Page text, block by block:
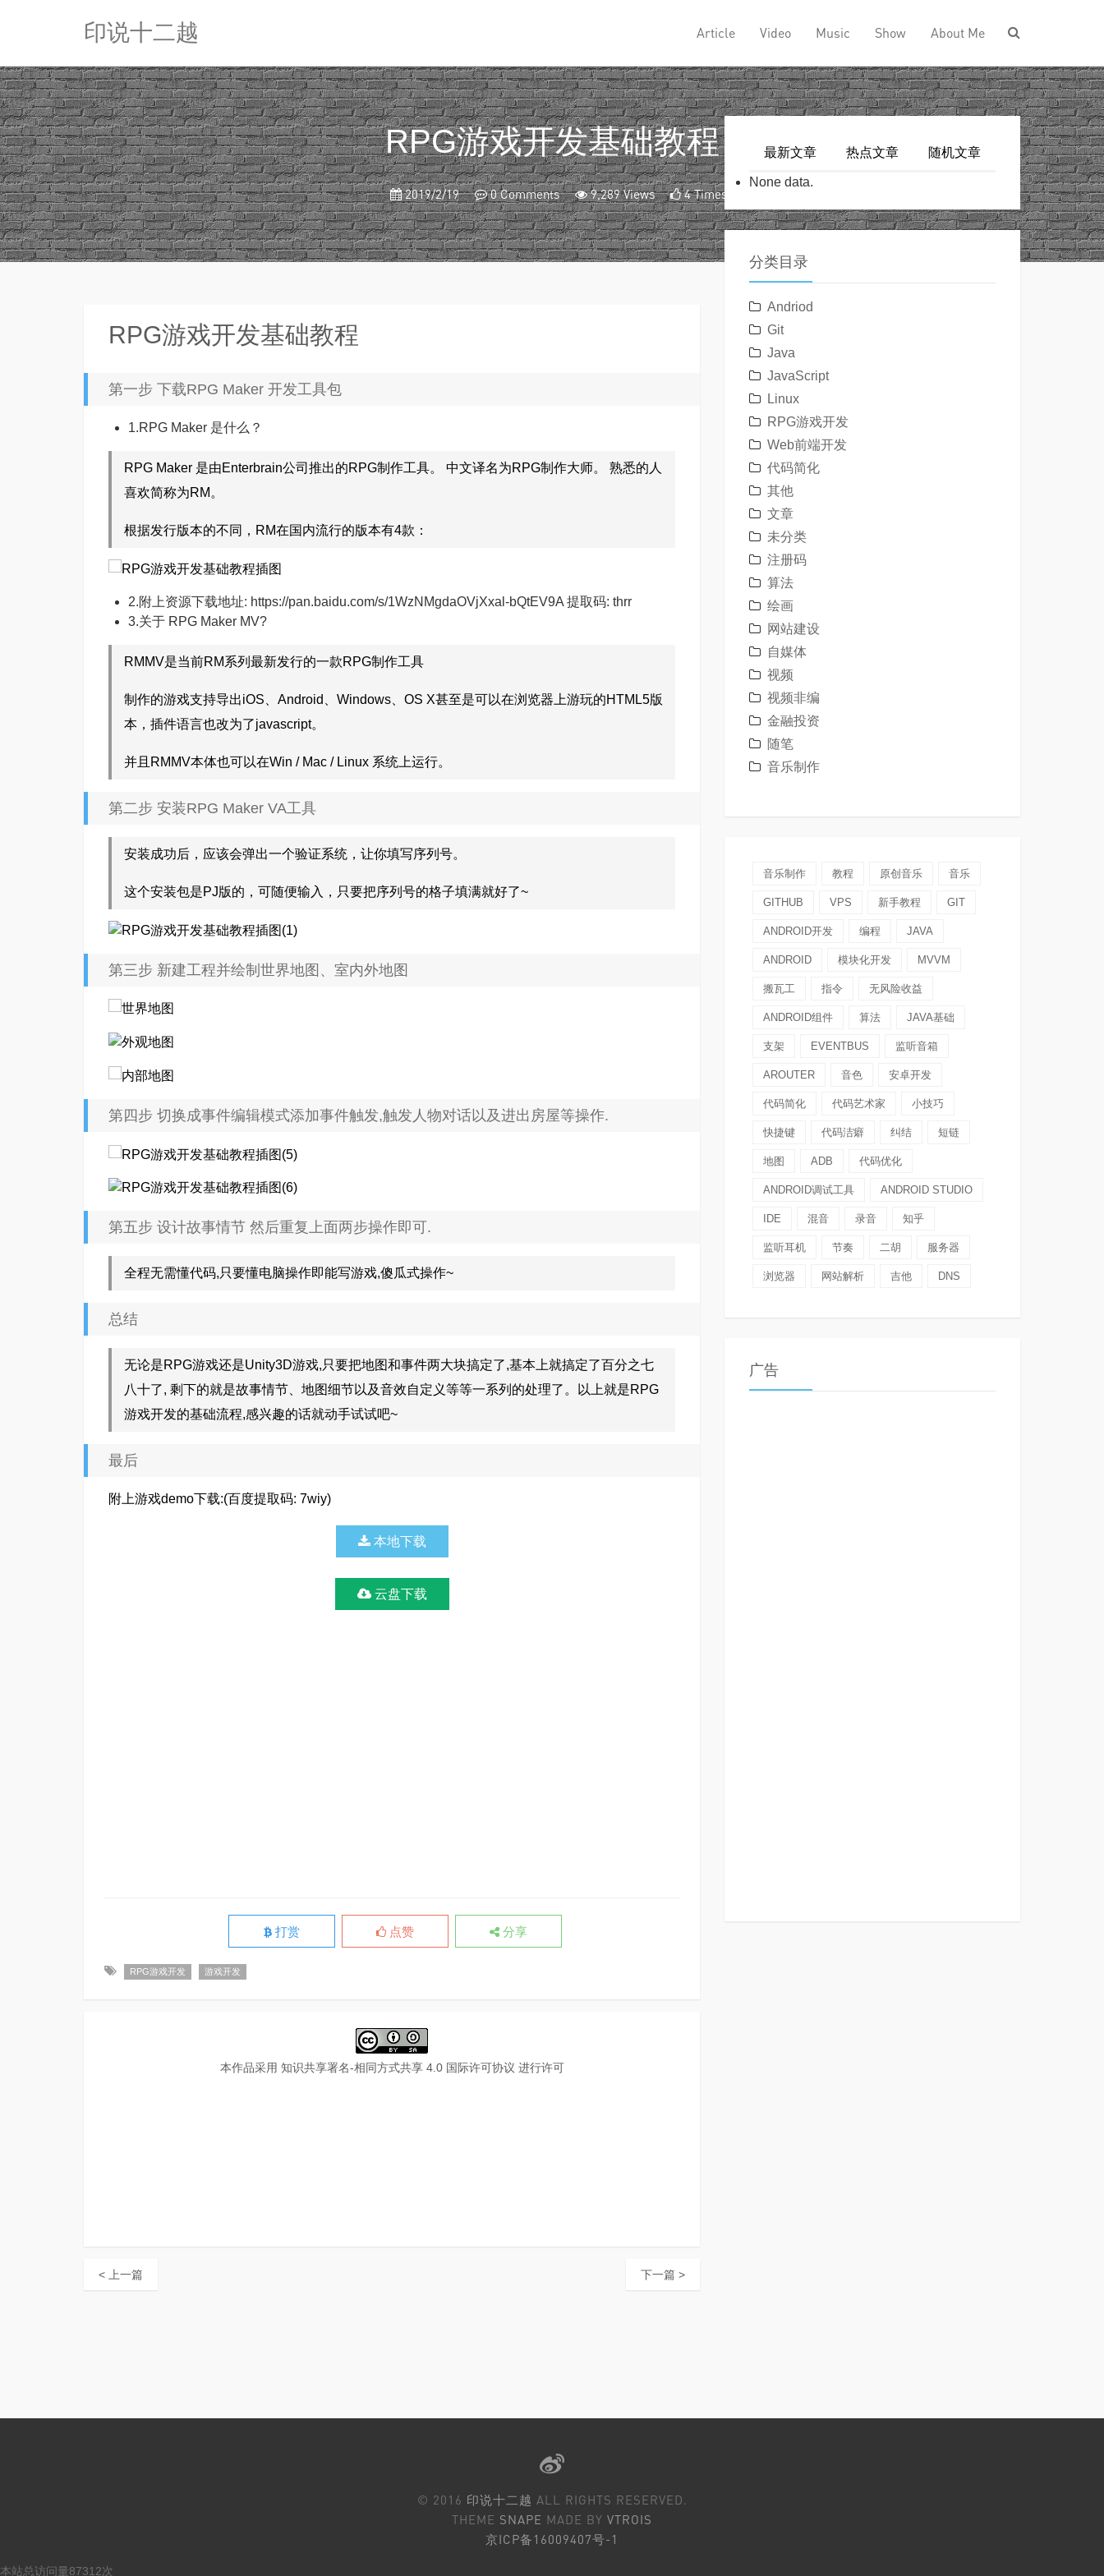
印说十二越 Article Video Music Show About Me
RPG游戏开发基础教程
2019/2/19 0 Comments 9,289 Views 4 Times
RPG游戏开发基础教程
第一步 下载RPG Maker 开发工具包
1.RPG Maker 是什么？
RPG Maker 是由Enterbrain公司推出的RPG制作工具。 中文译名为RPG制作大师。 熟悉的人
喜欢简称为RM。
根据发行版本的不同，RM在国内流行的版本有4款：
2.附上资源下载地址: https://pan.baidu.com/s/1WzNMgdaOVjXxal-bQtEV9A 提取码: thrr
3.关于 RPG Maker MV?
RMMV是当前RM系列最新发行的一款RPG制作工具
制作的游戏支持导出iOS、Android、Windows、OS X甚至是可以在浏览器上游玩的HTML5版
本，插件语言也改为了javascript。
并且RMMV本体也可以在Win / Mac / Linux 系统上运行。
第二步 安装RPG Maker VA工具
安装成功后，应该会弹出一个验证系统，让你填写序列号。
这个安装包是PJ版的，可随便输入，只要把序列号的格子填满就好了~
第三步 新建工程并绘制世界地图、室内外地图
第四步 切换成事件编辑模式添加事件触发,触发人物对话以及进出房屋等操作.
第五步 设计故事情节 然后重复上面两步操作即可.
全程无需懂代码,只要懂电脑操作即能写游戏,傻瓜式操作~
总结
无论是RPG游戏还是Unity3D游戏,只要把地图和事件两大块搞定了,基本上就搞定了百分之七
八十了, 剩下的就是故事情节、地图细节以及音效自定义等等一系列的处理了。以上就是RPG
游戏开发的基础流程,感兴趣的话就动手试试吧~
最后
附上游戏demo下载:(百度提取码: 7wiy)
本地下载
云盘下载
打赏 点赞 分享
RPG游戏开发 游戏开发
本作品采用 知识共享署名-相同方式共享 4.0 国际许可协议 进行许可
< 上一篇 下一篇 >
最新文章 热点文章 随机文章
None data.
分类目录
Andriod
Git
Java
JavaScript
Linux
RPG游戏开发
Web前端开发
代码简化
其他
文章
未分类
注册码
算法
绘画
网站建设
自媒体
视频
视频非编
金融投资
随笔
音乐制作
音乐制作 教程 原创音乐 音乐
GITHUB VPS 新手教程 GIT
ANDROID开发 编程 JAVA
ANDROID 模块化开发 MVVM
搬瓦工 指令 无风险收益
ANDROID组件 算法 JAVA基础
支架 EVENTBUS 监听音箱
AROUTER 音色 安卓开发
代码简化 代码艺术家 小技巧
快捷键 代码洁癖 纠结 短链
地图 ADB 代码优化
ANDROID调试工具 ANDROID STUDIO
IDE 混音 录音 知乎
监听耳机 节奏 二胡 服务器
浏览器 网站解析 吉他 DNS
广告
© 2016 印说十二越 ALL RIGHTS RESERVED.
THEME SNAPE MADE BY VTROIS
京ICP备16009407号-1
本站总访问量87312次